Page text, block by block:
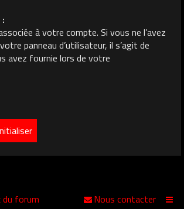
à votre compte. Si vous ne l’avez
panneau d’utilisateur, il s’agit de
avez fournie lors de votre
du forum Nous contacter